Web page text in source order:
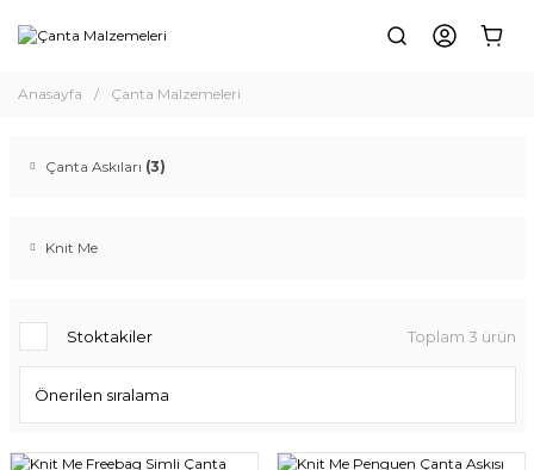
Anasayfa Çanta Malzemeleri
Çanta Askıları (3)
Knit Me
Stoktakiler Toplam 3 ürün